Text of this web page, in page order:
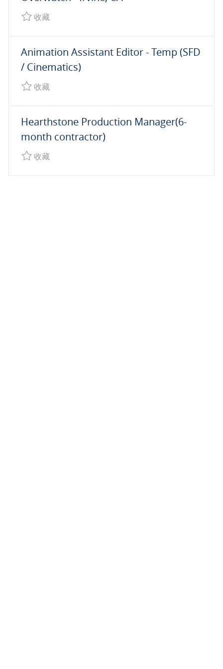
收藏收藏 Production Manager, Art Cosmetics |
Animation Assistant Editor - Temp (SFD
/ Cinematics)
收藏收藏 Animation Assistant Editor - Temp (SFD /
Hearthstone Production Manager(6-
month contractor)
收藏收藏 Hearthstone Production Manager(6-month